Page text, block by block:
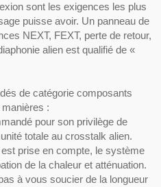
sont les exigences les plus
puisse avoir. Un panneau de
NEXT, FEXT, perte de retour,
alien est qualifié de «
de catégorie composants
:
pour son privilège de
totale au crosstalk alien.
prise en compte, le système
de la chaleur et atténuation.
à vous soucier de la longueur